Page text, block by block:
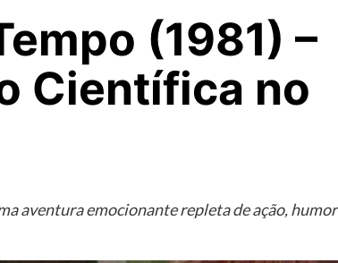
(1981) –
Científica no
aventura emocionante repleta de ação, humor